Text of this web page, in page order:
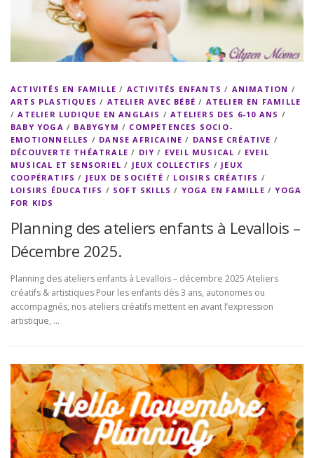
ACTIVITÉS EN FAMILLE / ACTIVITÉS ENFANTS / ANIMATION /
ARTS PLASTIQUES / ATELIER AVEC BÉBÉ / ATELIER EN FAMILLE
/ATELIER LUDIQUE EN ANGLAIS /ATELIERS DES 6-10 ANS /
BABY YOGA / BABYGYM / COMPETENCES SOCIO-
EMOTIONNELLES / DANSE AFRICAINE / DANSE CRÉATIVE /
DÉCOUVERTE THÉATRALE / DIY / EVEIL MUSICAL / EVEIL
MUSICAL ET SENSORIEL / JEUX COLLECTIFS / JEUX
COOPÉRATIFS / JEUX DE SOCIÉTÉ / LOISIRS CRÉATIFS /
LOISIRS ÉDUCATIFS / SOFT SKILLS / YOGA EN FAMILLE /YOGA
FOR KIDS
Planning des ateliers enfants à Levallois –
Décembre 2025.
Planning des ateliers enfants à Levallois – décembre 2025 Ateliers
créatifs & artistiques Pour les enfants dès 3 ans, autonomes ou
accompagnés, nos ateliers créatifs mettent en avant l’expression
artistique, …